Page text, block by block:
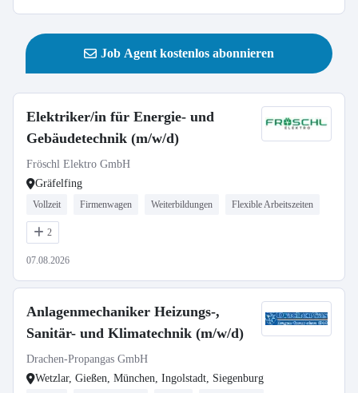
Job Agent kostenlos abonnieren
Elektriker/in für Energie- und
Gebäudetechnik (m/w/d)
Fröschl Elektro GmbH
Gräfelfing
Vollzeit Firmenwagen Weiterbildungen Flexible Arbeitszeiten
2
07.08.2026
Anlagenmechaniker Heizungs-,
Sanitär- und Klimatechnik (m/w/d)
Drachen-Propangas GmbH
Wetzlar, Gießen, München, Ingolstadt, Siegenburg